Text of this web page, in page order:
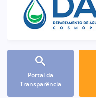
Portal da
Transparência